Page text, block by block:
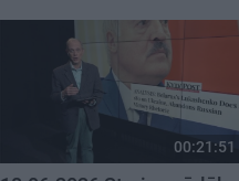
00:21:51